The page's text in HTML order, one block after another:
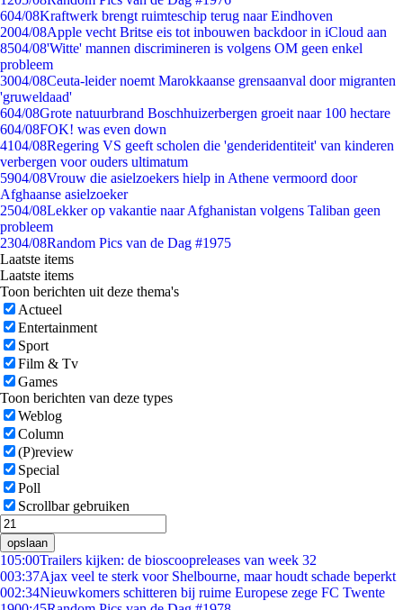
604/08Kraftwerk brengt ruimteschip terug naar Eindhoven
2004/08Apple vecht Britse eis tot inbouwen backdoor in iCloud aan
8504/08'Witte' mannen discrimineren is volgens OM geen enkel
probleem
3004/08Ceuta-leider noemt Marokkaanse grensaanval door migranten
'gruweldaad'
604/08Grote natuurbrand Boschhuizerbergen groeit naar 100 hectare
604/08FOK! was even down
4104/08Regering VS geeft scholen die 'genderidentiteit' van kinderen
verbergen voor ouders ultimatum
5904/08Vrouw die asielzoekers hielp in Athene vermoord door
Afghaanse asielzoeker
2504/08Lekker op vakantie naar Afghanistan volgens Taliban geen
probleem
2304/08Random Pics van de Dag #1975
Laatste items
Laatste items
Toon berichten uit deze thema's
Actueel
Entertainment
Sport
Film & Tv
Games
Toon berichten van deze types
Weblog
Column
(P)review
Special
Poll
Scrollbar gebruiken
opslaan
105:00Trailers kijken: de bioscoopreleases van week 32
003:37Ajax veel te sterk voor Shelbourne, maar houdt schade beperkt
002:34Nieuwkomers schitteren bij ruime Europese zege FC Twente